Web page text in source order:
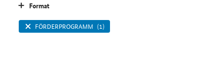
Format
FÖRDERPROGRAMM (1)